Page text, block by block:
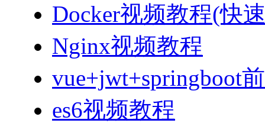
Docker视频教程(快
Nginx视频教程
vue+jwt+springboot
es6视频教程